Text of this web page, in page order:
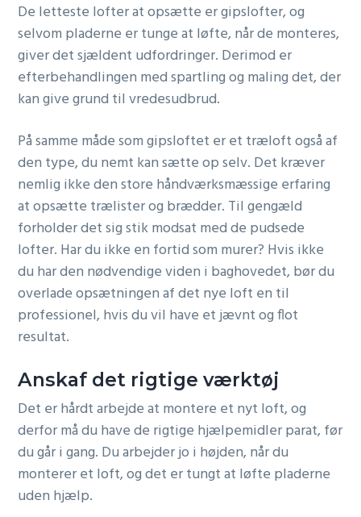
De letteste lofter at opsætte er gipslofter, og
selvom pladerne er tunge at løfte, når de monteres,
giver det sjældent udfordringer. Derimod er
efterbehandlingen med spartling og maling det, der
kan give grund til vredesudbrud.
På samme måde som gipsloftet er et træloft også af
den type, du nemt kan sætte op selv. Det kræver
nemlig ikke den store håndværksmæssige erfaring
at opsætte trælister og brædder. Til gengæld
forholder det sig stik modsat med de pudsede
lofter. Har du ikke en fortid som murer? Hvis ikke
du har den nødvendige viden i baghovedet, bør du
overlade opsætningen af det nye loft en til
professionel, hvis du vil have et jævnt og flot
resultat.
Anskaf det rigtige værktøj
Det er hårdt arbejde at montere et nyt loft, og
derfor må du have de rigtige hjælpemidler parat, før
du går i gang. Du arbejder jo i højden, når du
monterer et loft, og det er tungt at løfte pladerne
uden hjælp.